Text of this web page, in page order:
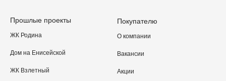
Прошлые проекты
ЖК Родина
Дом на Енисейской
ЖК Взлетный
Покупателю
О компании
Вакансии
Акции